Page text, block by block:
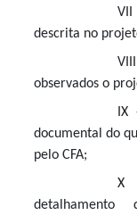
VII
descrita no
observados o
IX
documental do
pelo CFA;
X